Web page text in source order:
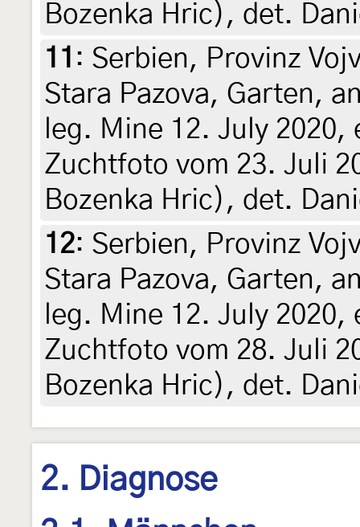
Bozenka Hric), det.
11 : Serbien, Provinz
Stara Pazova, Garten,
leg. Mine 12. July
Zuchtfoto vom 23. Juli
Bozenka Hric), det.
12: Serbien, Provinz
Stara Pazova, Garten,
leg. Mine 12. July
Zuchtfoto vom 28. Juli
Bozenka Hric), det.
2. Diagnose